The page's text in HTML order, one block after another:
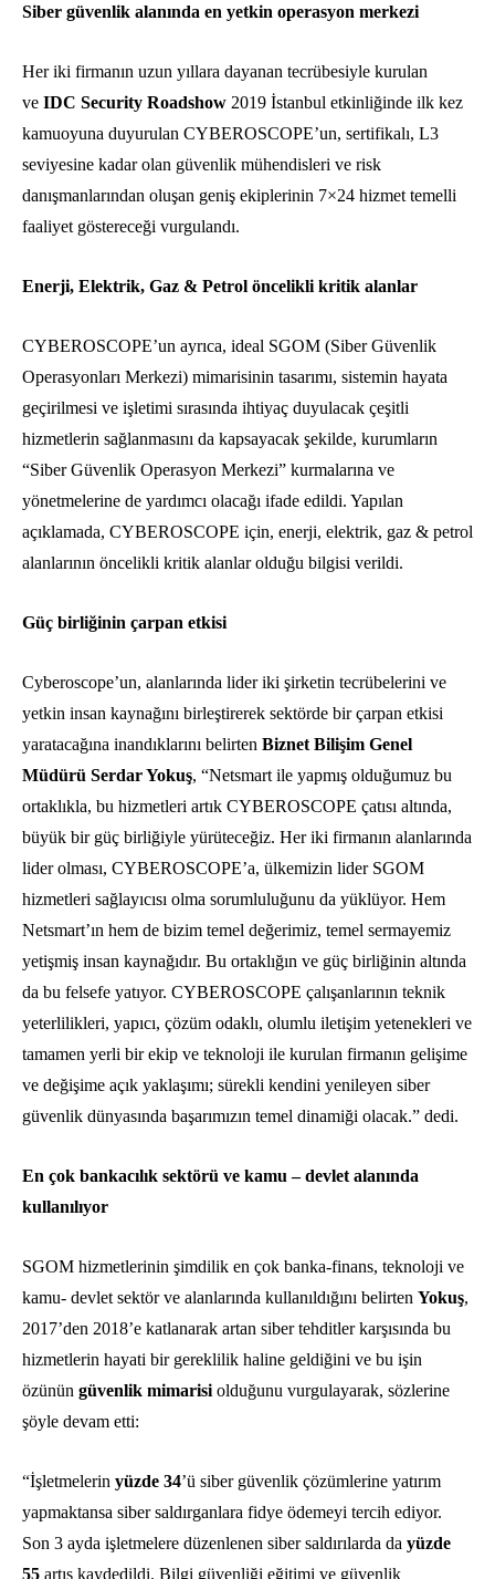
Siber güvenlik alanında en yetkin operasyon merkezi
Her iki firmanın uzun yıllara dayanan tecrübesiyle kurulan
ve IDC Security Roadshow 2019 İstanbul etkinliğinde ilk kez
kamuoyuna duyurulan CYBEROSCOPE’un, sertifikalı, L3
seviyesine kadar olan güvenlik mühendisleri ve risk
danışmanlarından oluşan geniş ekiplerinin 7×24 hizmet temelli
faaliyet göstereceği vurgulandı.
Enerji, Elektrik, Gaz & Petrol öncelikli kritik alanlar
CYBEROSCOPE’un ayrıca, ideal SGOM (Siber Güvenlik
Operasyonları Merkezi) mimarisinin tasarımı, sistemin hayata
geçirilmesi ve işletimi sırasında ihtiyaç duyulacak çeşitli
hizmetlerin sağlanmasını da kapsayacak şekilde, kurumların
“Siber Güvenlik Operasyon Merkezi” kurmalarına ve
yönetmelerine de yardımcı olacağı ifade edildi. Yapılan
açıklamada, CYBEROSCOPE için, enerji, elektrik, gaz & petrol
alanlarının öncelikli kritik alanlar olduğu bilgisi verildi.
Güç birliğinin çarpan etkisi
Cyberoscope’un, alanlarında lider iki şirketin tecrübelerini ve
yetkin insan kaynağını birleştirerek sektörde bir çarpan etkisi
yaratacağına inandıklarını belirten Biznet Bilişim Genel
Müdürü Serdar Yokuş, “Netsmart ile yapmış olduğumuz bu
ortaklıkla, bu hizmetleri artık CYBEROSCOPE çatısı altında,
büyük bir güç birliğiyle yürüteceğiz. Her iki firmanın alanlarında
lider olması, CYBEROSCOPE’a, ülkemizin lider SGOM
hizmetleri sağlayıcısı olma sorumluluğunu da yüklüyor. Hem
Netsmart’ın hem de bizim temel değerimiz, temel sermayemiz
yetişmiş insan kaynağıdır. Bu ortaklığın ve güç birliğinin altında
da bu felsefe yatıyor. CYBEROSCOPE çalışanlarının teknik
yeterlilikleri, yapıcı, çözüm odaklı, olumlu iletişim yetenekleri ve
tamamen yerli bir ekip ve teknoloji ile kurulan firmanın gelişime
ve değişime açık yaklaşımı; sürekli kendini yenileyen siber
güvenlik dünyasında başarımızın temel dinamiği olacak.” dedi.
En çok bankacılık sektörü ve kamu – devlet alanında
kullanılıyor
SGOM hizmetlerinin şimdilik en çok banka-finans, teknoloji ve
kamu- devlet sektör ve alanlarında kullanıldığını belirten Yokuş,
2017’den 2018’e katlanarak artan siber tehditler karşısında bu
hizmetlerin hayati bir gereklilik haline geldiğini ve bu işin
özünün güvenlik mimarisi olduğunu vurgulayarak, sözlerine
şöyle devam etti:
“İşletmelerin yüzde 34’ü siber güvenlik çözümlerine yatırım
yapmaktansa siber saldırganlara fidye ödemeyi tercih ediyor.
Son 3 ayda işletmelere düzenlenen siber saldırılarda da yüzde
55 artış kaydedildi. Bilgi güvenliği eğitimi ve güvenlik